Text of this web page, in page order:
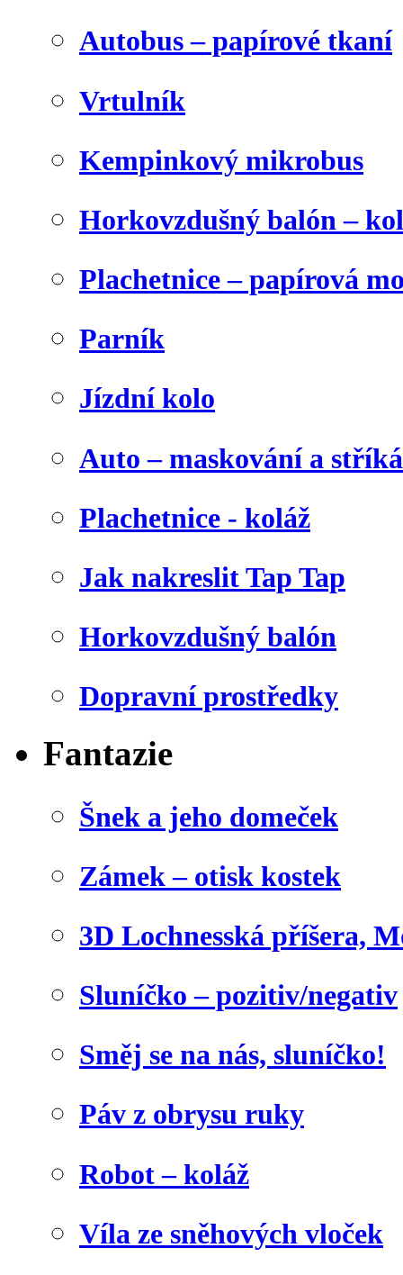
Autobus – papírové tkaní
Vrtulník
Kempinkový mikrobus
Horkovzdušný balón –
Plachetnice – papírová
Parník
Jízdní kolo
Auto – maskování a
Plachetnice - koláž
Jak nakreslit Tap Tap
Horkovzdušný balón
Dopravní prostředky
Fantazie
Šnek a jeho domeček
Zámek – otisk kostek
3D Lochnesská příšera,
Sluníčko – pozitiv/negativ
Směj se na nás, sluníčko!
Páv z obrysu ruky
Robot – koláž
Víla ze sněhových vloček